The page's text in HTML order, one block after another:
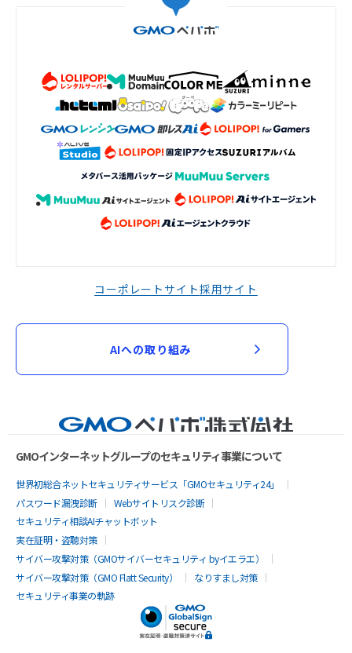
コーポレートサイト採用サイト
AIへの取り組み
GMOインターネットグループのセキュリティ事業について
世界初総合ネットセキュリティサービス「GMOセキュリティ24」
パスワード漏洩診断
Webサイトリスク診断
セキュリティ相談AIチャットボット
実在証明・盗聴対策
サイバー攻撃対策（GMOサイバーセキュリティ byイエラエ）
サイバー攻撃対策（GMO Flatt Security）
なりすまし対策
セキュリティ事業の軌跡